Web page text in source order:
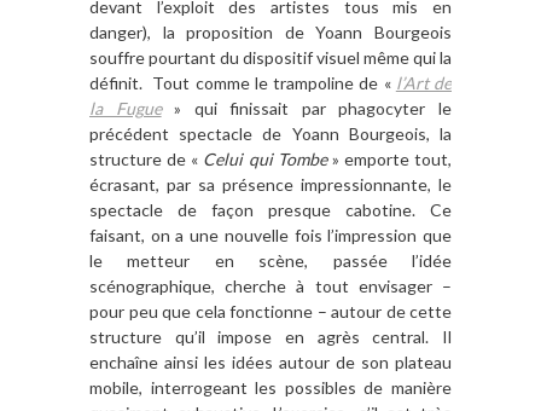
devant l’exploit des artistes tous mis en
danger), la proposition de Yoann Bourgeois
souffre pourtant du dispositif visuel même qui la
définit. Tout comme le trampoline de « l’Art de
la Fugue» qui finissait par phagocyter le
précédent spectacle de Yoann Bourgeois, la
structure de « Celui qui Tombe» emporte tout,
écrasant, par sa présence impressionnante, le
spectacle de façon presque cabotine. Ce
faisant, on a une nouvelle fois l’impression que
le metteur en scène, passée l’idée
scénographique, cherche à tout envisager –
pour peu que cela fonctionne – autour de cette
structure qu’il impose en agrès central. Il
enchaîne ainsi les idées autour de son plateau
mobile, interrogeant les possibles de manière